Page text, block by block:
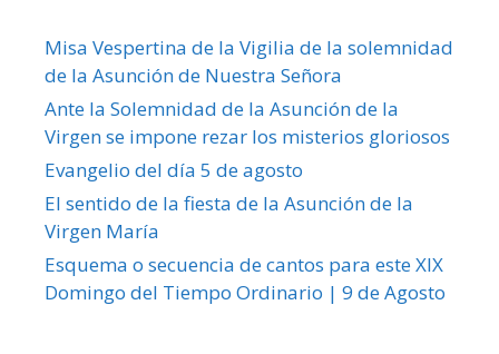
Misa Vespertina de la Vigilia de la solemnidad
de la Asunción de Nuestra Señora
Ante la Solemnidad de la Asunción de la
Virgen se impone rezar los misterios gloriosos
Evangelio del día 5 de agosto
El sentido de la fiesta de la Asunción de la
Virgen María
Esquema o secuencia de cantos para este XIX
Domingo del Tiempo Ordinario | 9 de Agosto